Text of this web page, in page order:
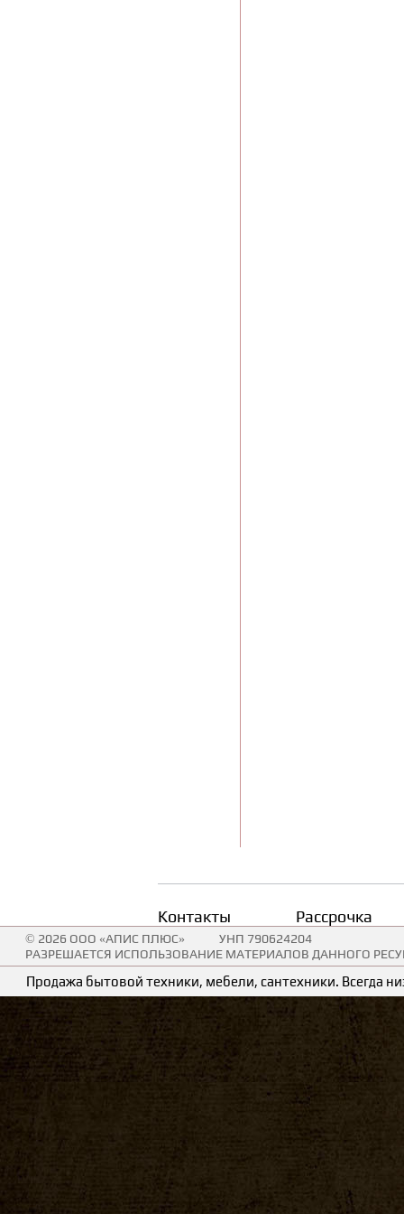
Контакты Рассрочка
© 2026 ООО «АПИС ПЛЮС»
УНП 790624204
РАЗРЕШАЕТСЯ ИСПОЛЬЗОВАНИЕ МАТЕРИАЛОВ ДАННОГО
Продажа бытовой техники, мебели, сантехники. Всегда